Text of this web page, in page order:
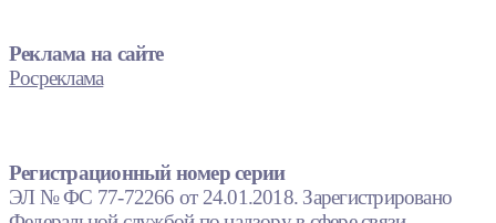
Реклама на сайте
Росреклама
Регистрационный номер серии
ЭЛ № ФС 77-72266 от 24.01.2018. Зарегистрировано